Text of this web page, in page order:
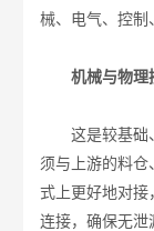
械、电气、控制
机械与物理
这是较基础、
须与上游的料
式上更好地对接
连接，确保无泄